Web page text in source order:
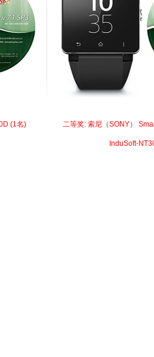
(1名) 二等奖: 索尼（SONY）
InduSoft-